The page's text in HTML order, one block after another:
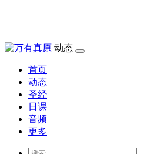
动态
首页
动态
圣经
日课
音频
更多